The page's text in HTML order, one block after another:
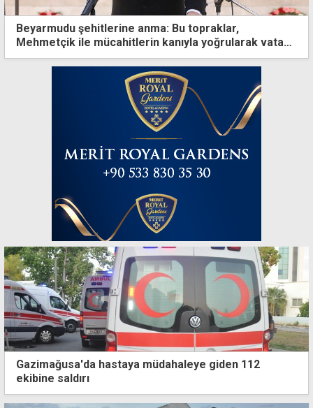
Beyarmudu şehitlerine anma: Bu topraklar,
Mehmetçik ile mücahitlerin kanıyla yoğrularak vatan
haline geldi
Gazimağusa'da hastaya müdahaleye giden 112
ekibine saldırı